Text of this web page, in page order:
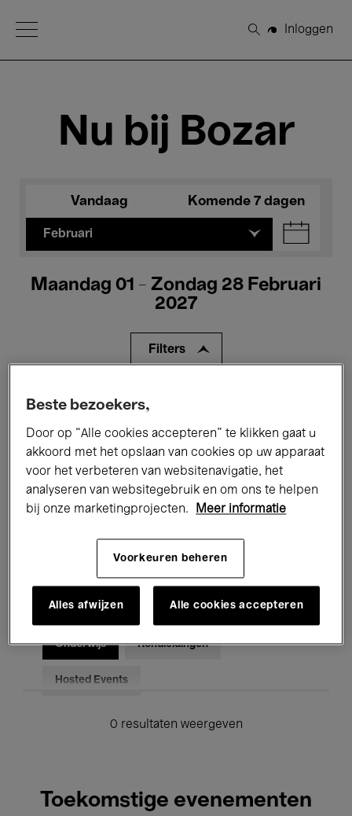
Open Menu
Zoeken
Inloggen
Nu bij Bozar
Vandaag Komende 7 dagen
Februari
Maandag 01 - Zondag 28 Februari
2027
Filters
Alle evenementen
Tentoonstellingen Films
Performances Lezingen & Debatten
Jazz Klassieke Muziek Global Music
Voor iedereen Kids’ Palace
Onderwijs Rondleidingen
Hosted Events
0 resultaten weergeven
Toekomstige evenementen
Beste bezoekers,
Door op “Alle cookies accepteren” te klikken gaat u
akkoord met het opslaan van cookies op uw apparaat
voor het verbeteren van websitenavigatie, het
analyseren van websitegebruik en om ons te helpen
bij onze marketingprojecten.
Meer informatie
Voorkeuren beheren
Alles afwijzen Alle cookies accepteren